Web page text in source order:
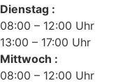
Dienstag :
08:00 – 12:00 Uhr
13:00 – 17:00 Uhr
Mittwoch :
08:00 – 12:00 Uhr